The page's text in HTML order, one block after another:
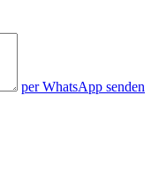
per WhatsApp senden